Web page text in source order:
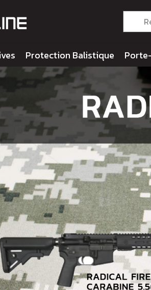
Protection Balistique